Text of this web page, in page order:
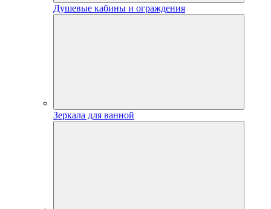
Душевые кабины и ограждения
Зеркала для ванной